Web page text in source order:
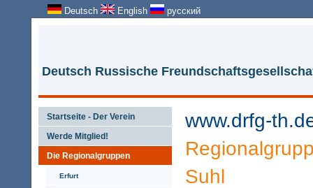
Deutsch English русский
Deutsch Russische
Startseite - Der Verein
Werde Mitglied!
Die Regionalgruppen
Erfurt
www.drfg-
Suhl